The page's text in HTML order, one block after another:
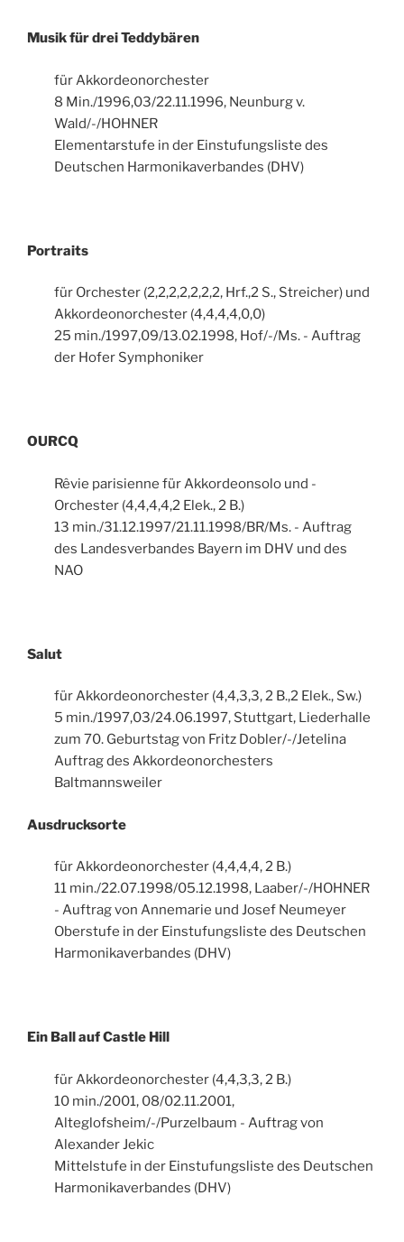
Musik für drei Teddybären
für Akkordeonorchester
8 Min./1996,03/22.11.1996, Neunburg v.
Wald/-/HOHNER
Elementarstufe in der Einstufungsliste des
Deutschen Harmonikaverbandes (DHV)
Portraits
für Orchester (2,2,2,2,2,2,2, Hrf.,2 S., Streicher) und
Akkordeonorchester (4,4,4,4,0,0)
25 min./1997,09/13.02.1998, Hof/-/Ms. - Auftrag
der Hofer Symphoniker
OURCQ
Rêvie parisienne für Akkordeonsolo und -
Orchester (4,4,4,4,2 Elek., 2 B.)
13 min./31.12.1997/21.11.1998/BR/Ms. - Auftrag
des Landesverbandes Bayern im DHV und des
NAO
Salut
für Akkordeonorchester (4,4,3,3, 2 B.,2 Elek., Sw.)
5 min./1997,03/24.06.1997, Stuttgart, Liederhalle
zum 70. Geburtstag von Fritz Dobler/-/Jetelina
Auftrag des Akkordeonorchesters
Baltmannsweiler
Ausdrucksorte
für Akkordeonorchester (4,4,4,4, 2 B.)
11 min./22.07.1998/05.12.1998, Laaber/-/HOHNER
- Auftrag von Annemarie und Josef Neumeyer
Oberstufe in der Einstufungsliste des Deutschen
Harmonikaverbandes (DHV)
Ein Ball auf Castle Hill
für Akkordeonorchester (4,4,3,3, 2 B.)
10 min./2001, 08/02.11.2001,
Alteglofsheim/-/Purzelbaum - Auftrag von
Alexander Jekic
Mittelstufe in der Einstufungsliste des Deutschen
Harmonikaverbandes (DHV)